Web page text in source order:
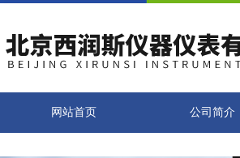
网站首页 公司简介